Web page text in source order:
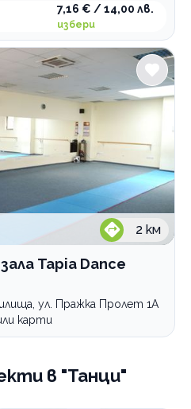
7,16 € / 14,00 лв.
избери
Dance House
2 км
Tapia Dance
ул. Пражка Пролет 1А
карти
в "Танци"